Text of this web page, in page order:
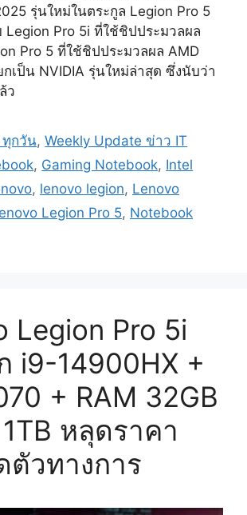
รุ่นใหม่ในตระกูล Legion Pro 5
Legion Pro 5i ที่ใช้ชิปประมวลผล
Pro 5 ที่ใช้ชิปประมวลผล AMD
เป็น NVIDIA รุ่นใหม่ล่าสุด ซึ่งนับว่า
ว
ทุกวัน,Weekly Update ข่าว IT
, Gaming Notebook, Intel
, lenovo legion, Lenovo
Legion Pro 5, Notebook
Legion Pro 5i
i9-14900HX +
+ RAM 32GB
หลุดราคา
ตัวทางการ